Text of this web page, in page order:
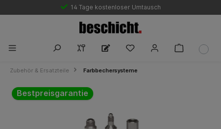
14 Tage kostenloser Umtausch
Zubehör & Ersatzteile Farbbechersysteme
Bildergalerie überspringen
Bestpreisgarantie